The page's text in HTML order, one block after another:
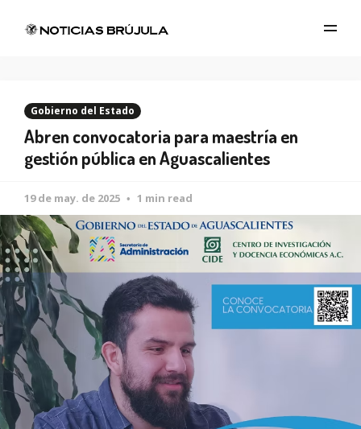
Gobierno del Estado
Abren convocatoria para maestría en
gestión pública en Aguascalientes
19 de may. de 2025 1 min read